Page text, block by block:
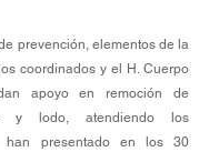
prevención, elementos de la
coordinados y el H. Cuerpo
apoyo en remoción de
y lodo, atendiendo los
han presentado en los 30